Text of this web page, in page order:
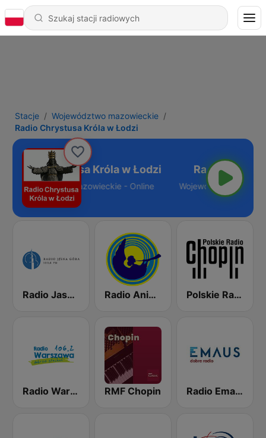
Stacje
Województwo mazowieckie
Radio Chrystusa Króla w Łodzi
Radio Chrystusa Króla w Łodzi
Województwo mazowieckie - Online
Radio Jasna Góra 100.6 Radio Anioł Beskidów Polskie Radio Chopin
Radio Warszawa 106.2 RMF Chopin Radio Emaus